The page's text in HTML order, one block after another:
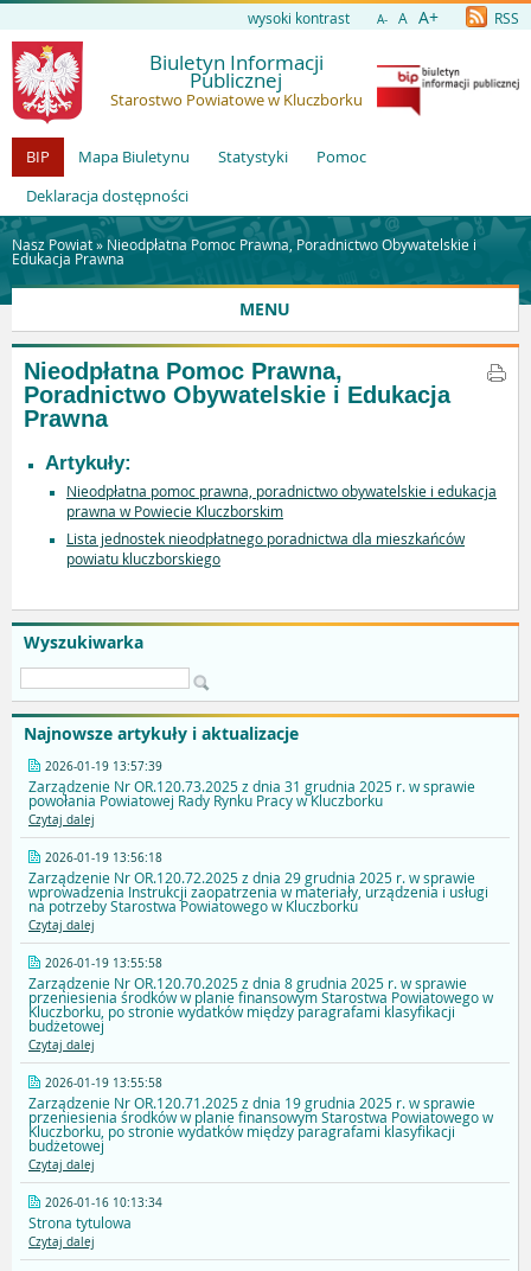
wysoki kontrast A- A A+ RSS
Biuletyn Informacji
Publicznej
Starostwo Powiatowe w Kluczborku
BIP Mapa Biuletynu Statystyki
Pomoc
Deklaracja dostępności
Nasz Powiat » Nieodpłatna Pomoc Prawna, Poradnictwo Obywatelskie i
Edukacja Prawna
MENU
Wyszukiwarka
Najnowsze artykuły i aktualizacje
2026-01-19 13:57:39
Zarządzenie Nr OR.120.73.2025 z dnia 31 grudnia 2025 r. w sprawie
powołania Powiatowej Rady Rynku Pracy w Kluczborku
Czytaj dalej
2026-01-19 13:56:18
Zarządzenie Nr OR.120.72.2025 z dnia 29 grudnia 2025 r. w sprawie
wprowadzenia Instrukcji zaopatrzenia w materiały, urządzenia i usługi
na potrzeby Starostwa Powiatowego w Kluczborku
Czytaj dalej
2026-01-19 13:55:58
Zarządzenie Nr OR.120.70.2025 z dnia 8 grudnia 2025 r. w sprawie
przeniesienia środków w planie finansowym Starostwa Powiatowego w
Kluczborku, po stronie wydatków między paragrafami klasyfikacji
budżetowej
Czytaj dalej
2026-01-19 13:55:58
Zarządzenie Nr OR.120.71.2025 z dnia 19 grudnia 2025 r. w sprawie
przeniesienia środków w planie finansowym Starostwa Powiatowego w
Kluczborku, po stronie wydatków między paragrafami klasyfikacji
budżetowej
Czytaj dalej
2026-01-16 10:13:34
Strona tytulowa
Czytaj dalej
Nieodpłatna Pomoc Prawna,
Poradnictwo Obywatelskie i Edukacja
Prawna
Artykuły:
Nieodpłatna pomoc prawna, poradnictwo obywatelskie i edukacja
prawna w Powiecie Kluczborskim
Lista jednostek nieodpłatnego poradnictwa dla mieszkańców
powiatu kluczborskiego